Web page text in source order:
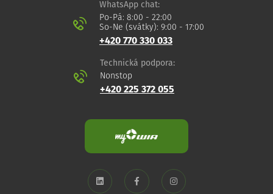
WhatsApp chat:
Po-Pá: 8:00 - 22:00
So-Ne (svátky): 9:00 - 17:00
+420 770 330 033
Technická podpora:
Nonstop
+420 225 372 055